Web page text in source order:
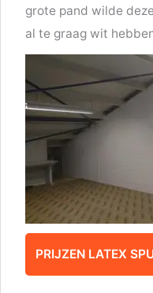
grote pand wilde
al te graag wit
PRIJZEN LATEX